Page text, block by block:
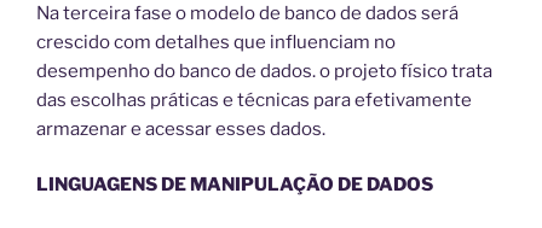
Na terceira fase o modelo de banco de dados será
crescido com detalhes que influenciam no
desempenho do banco de dados. o projeto físico trata
das escolhas práticas e técnicas para efetivamente
armazenar e acessar esses dados.
LINGUAGENS DE MANIPULAÇÃO DE DADOS